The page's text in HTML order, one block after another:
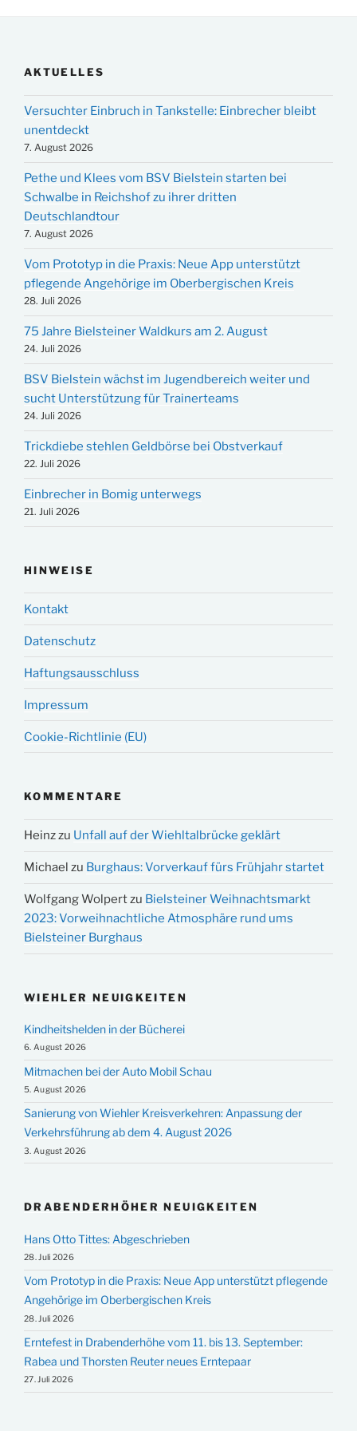
AKTUELLES
Versuchter Einbruch in Tankstelle: Einbrecher bleibt
unentdeckt
7. August 2026
Pethe und Klees vom BSV Bielstein starten bei
Schwalbe in Reichshof zu ihrer dritten
Deutschlandtour
7. August 2026
Vom Prototyp in die Praxis: Neue App unterstützt
pflegende Angehörige im Oberbergischen Kreis
28. Juli 2026
75 Jahre Bielsteiner Waldkurs am 2. August
24. Juli 2026
BSV Bielstein wächst im Jugendbereich weiter und
sucht Unterstützung für Trainerteams
24. Juli 2026
Trickdiebe stehlen Geldbörse bei Obstverkauf
22. Juli 2026
Einbrecher in Bomig unterwegs
21. Juli 2026
HINWEISE
Kontakt
Datenschutz
Haftungsausschluss
Impressum
Cookie-Richtlinie (EU)
KOMMENTARE
Heinzzu Unfall auf der Wiehltalbrücke geklärt
Michael zu Burghaus: Vorverkauf fürs Frühjahr startet
Wolfgang Wolpertzu Bielsteiner Weihnachtsmarkt
2023: Vorweihnachtliche Atmosphäre rund ums
Bielsteiner Burghaus
WIEHLER NEUIGKEITEN
Kindheitshelden in der Bücherei
6. August 2026
Mitmachen bei der Auto Mobil Schau
5. August 2026
Sanierung von Wiehler Kreisverkehren: Anpassung der
Verkehrsführung ab dem 4. August 2026
3. August 2026
DRABENDERHÖHER NEUIGKEITEN
Hans Otto Tittes: Abgeschrieben
28. Juli 2026
Vom Prototyp in die Praxis: Neue App unterstützt pflegende
Angehörige im Oberbergischen Kreis
28. Juli 2026
Erntefest in Drabenderhöhe vom 11. bis 13. September:
Rabea und Thorsten Reuter neues Erntepaar
27. Juli 2026